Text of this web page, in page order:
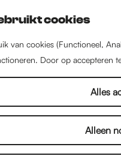
cookies
van cookies (Functioneel,
Door op accepteren
Alles
Alleen